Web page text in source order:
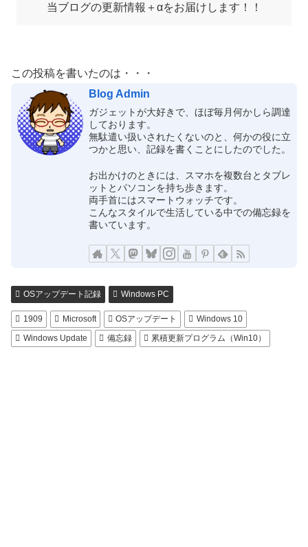
当ブログの更新情報＋αをお届けします！！
この投稿を書いたのは・・・
Blog Admin
ガジェットが大好きで、ほぼ毎月何かしら調達
しております。
無駄遣い扱いされたくないのと、何かの役に立
つかと思い、記録を書くことにしたのでした。
お出かけのときには、スマホを複数台とタブレ
ットとパソコンを持ち歩きます。
両手首にはスマートウォッチです。
こんなスタイルで生活している中での備忘録を
書いています。
OSアップデート記録 Windows PC
1909 Microsoft OSアップデート
Windows 10
Windows Update
備忘録 累積更新プログラム（Win10）